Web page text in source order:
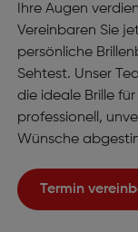
Ihre Augen
Vereinbaren Sie
persönliche
Sehtest. Unser
die ideale Brille
professionell,
Wünsche
Termin